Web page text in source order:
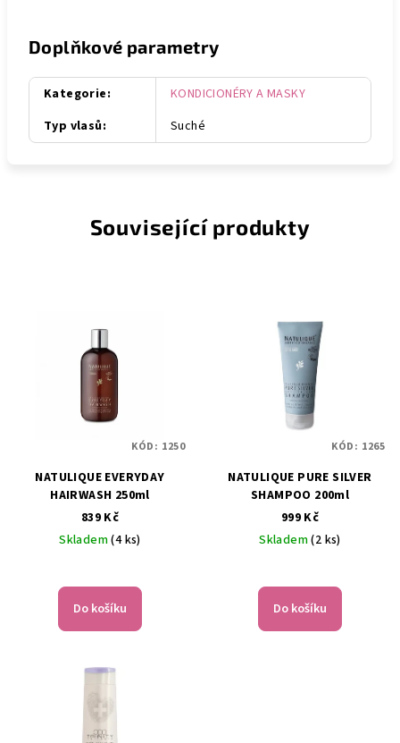
Doplňkové parametry
Kategorie:
KONDICIONÉRY A MASKY
Typ vlasů: Suché
Související produkty
NATULIQUE EVERYDAY
HAIRWASH 250ml
839 Kč
Skladem(4 ks)
Do košíku
KÓD: 1250
NATULIQUE PURE SILVER
SHAMPOO 200ml
999 Kč
Skladem(2 ks)
Do košíku
KÓD: 1265